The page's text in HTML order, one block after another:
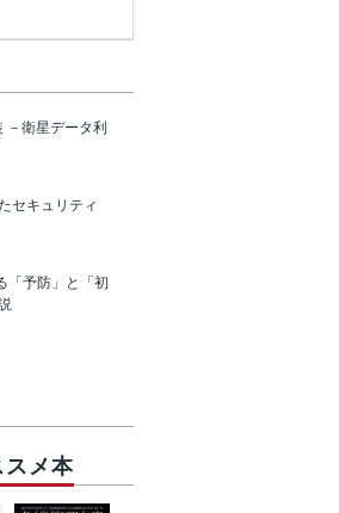
－衛星データ利
セキュリティ
「予防」と「初
スメ本